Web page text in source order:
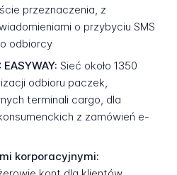
przeznaczenia, z
o przybyciu SMS
odbiorcy
Sieć około 1350
odbioru paczek,
terminali cargo, dla
z zamówień e-
korporacyjnymi: